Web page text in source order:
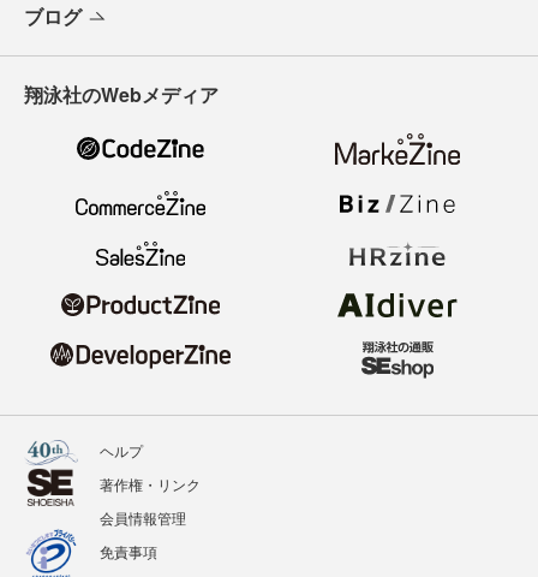
ブログ
翔泳社のWebメディア
ヘルプ
著作権・リンク
会員情報管理
免責事項